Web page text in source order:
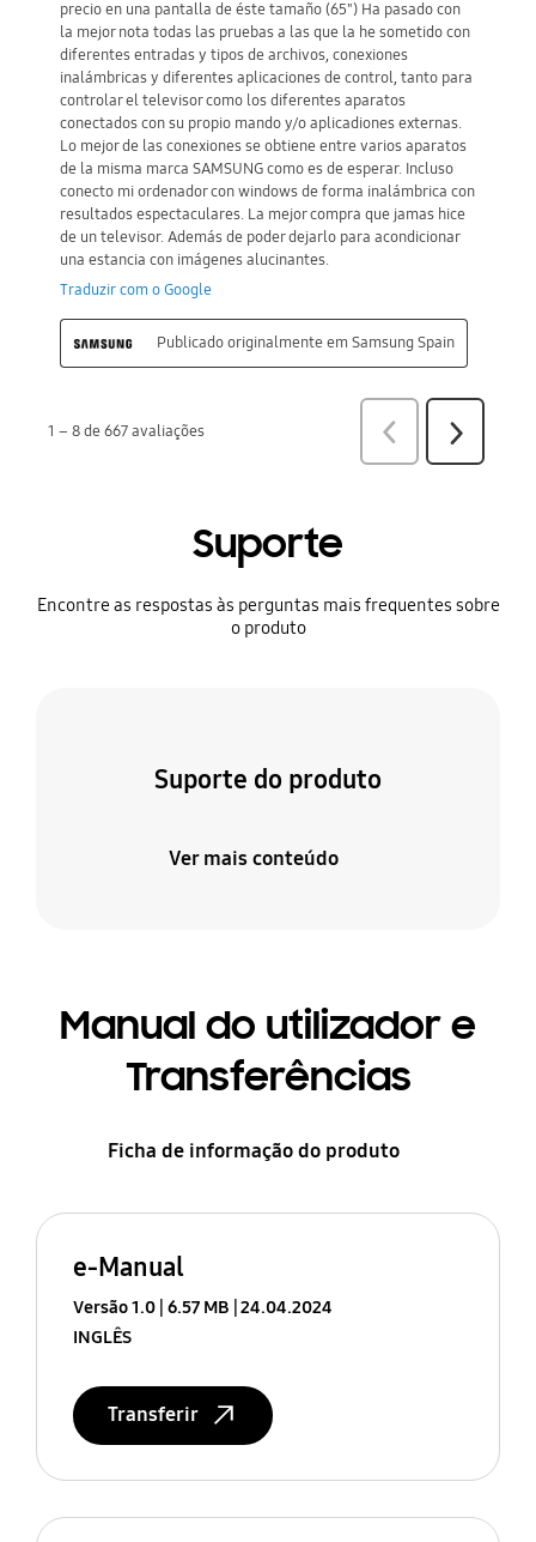
Suporte
Encontre as respostas às perguntas mais frequentes sobre
o produto
Suporte do produto
Ver mais conteúdo
Manual do utilizador e
Transferências
Ficha de informação do produto
e-Manual
Versão 1.0 6.57 MB 24.04.2024
INGLÊS
Transferir